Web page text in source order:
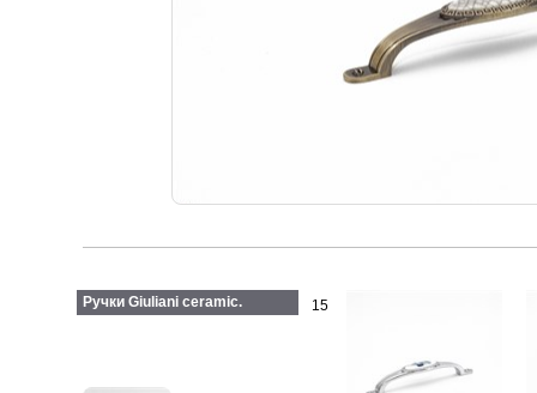
Ручки Giuliani ceramic. 15